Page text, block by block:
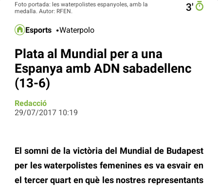
Foto portada: les waterpolistes espanyoles, amb la
medalla. Autor: RFEN.
3′
Esports Waterpolo
Plata al Mundial per a una
Espanya amb ADN sabadellenc
(13-6)
Redacció
29/07/2017 10:19
El somni de la victòria del Mundial de Budapest
per les waterpolistes femenines es va esvair en
el tercer quart en què les nostres representants